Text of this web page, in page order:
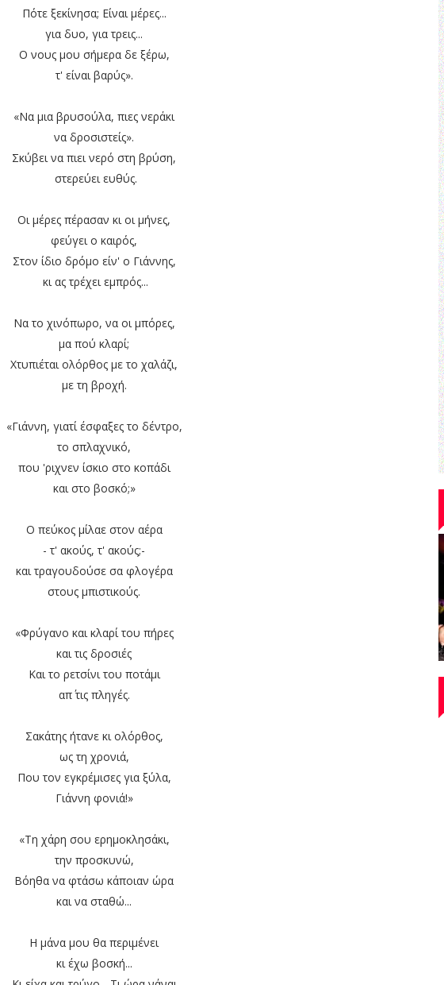
Πότε ξεκίνησα; Είναι μέρες...
για δυο, για τρεις...
Ο νους μου σήμερα δε ξέρω,
τ' είναι βαρύς».
«Να μια βρυσούλα, πιες νεράκι
να δροσιστείς».
Σκύβει να πιει νερό στη βρύση,
στερεύει ευθύς.
Οι μέρες πέρασαν κι οι μήνες,
φεύγει ο καιρός,
Στον ίδιο δρόμο είν' ο Γιάννης,
κι ας τρέχει εμπρός...
Να το χινόπωρο, να οι μπόρες,
μα πού κλαρί;
Χτυπιέται ολόρθος με το χαλάζι,
με τη βροχή.
«Γιάννη, γιατί έσφαξες το δέντρο,
το σπλαχνικό,
που 'ριχνεν ίσκιο στο κοπάδι
και στο βοσκό;»
Ο πεύκος μίλαε στον αέρα
- τ' ακούς, τ' ακούς;-
και τραγουδούσε σα φλογέρα
στους μπιστικούς.
«Φρύγανο και κλαρί του πήρες
και τις δροσιές
Και το ρετσίνι του ποτάμι
απ΄ τις πληγές.
Σακάτης ήτανε κι ολόρθος,
ως τη χρονιά,
Που τον εγκρέμισες για ξύλα,
Γιάννη φονιά!»
«Τη χάρη σου ερημοκλησάκι,
την προσκυνώ,
Βόηθα να φτάσω κάποιαν ώρα
και να σταθώ...
Η μάνα μου θα περιμένει
κι έχω βοσκή...